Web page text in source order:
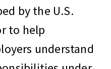
by the U.S.
to help
understand